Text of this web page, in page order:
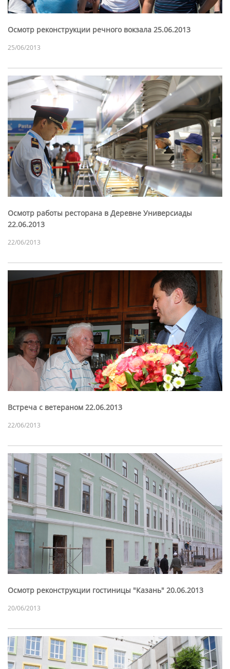
Осмотр реконструкции речного вокзала 25.06.2013
25/06/2013
Осмотр работы ресторана в Деревне Универсиады
22.06.2013
22/06/2013
Встреча с ветераном 22.06.2013
22/06/2013
Осмотр реконструкции гостиницы "Казань" 20.06.2013
20/06/2013